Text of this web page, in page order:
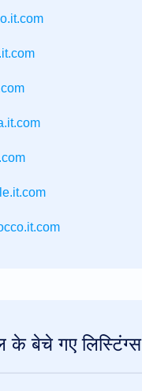
के बेचे गए लिस्टिंग्स